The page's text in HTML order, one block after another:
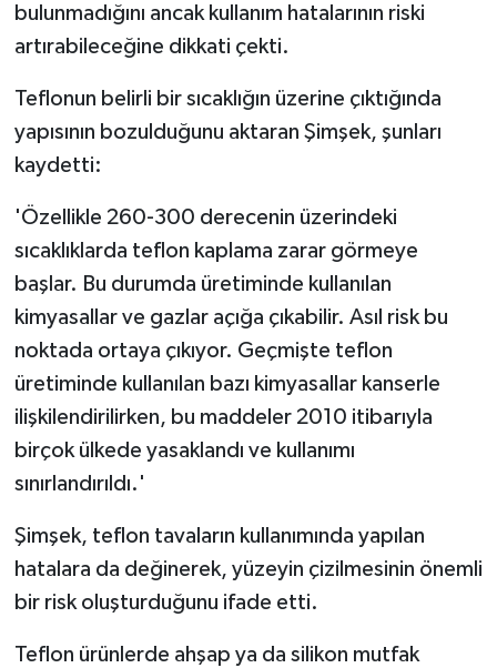
bulunmadığını ancak kullanım hatalarının riski
artırabileceğine dikkati çekti.
Teflonun belirli bir sıcaklığın üzerine çıktığında
yapısının bozulduğunu aktaran Şimşek, şunları
kaydetti:
'Özellikle 260-300 derecenin üzerindeki
sıcaklıklarda teflon kaplama zarar görmeye
başlar. Bu durumda üretiminde kullanılan
kimyasallar ve gazlar açığa çıkabilir. Asıl risk bu
noktada ortaya çıkıyor. Geçmişte teflon
üretiminde kullanılan bazı kimyasallar kanserle
ilişkilendirilirken, bu maddeler 2010 itibarıyla
birçok ülkede yasaklandı ve kullanımı
sınırlandırıldı.'
Şimşek, teflon tavaların kullanımında yapılan
hatalara da değinerek, yüzeyin çizilmesinin önemli
bir risk oluşturduğunu ifade etti.
Teflon ürünlerde ahşap ya da silikon mutfak